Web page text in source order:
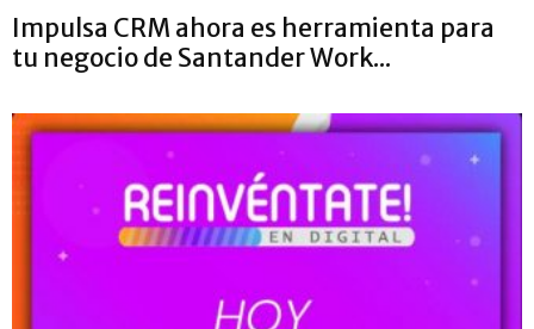
Impulsa CRM ahora es herramienta para
tu negocio de Santander Work...